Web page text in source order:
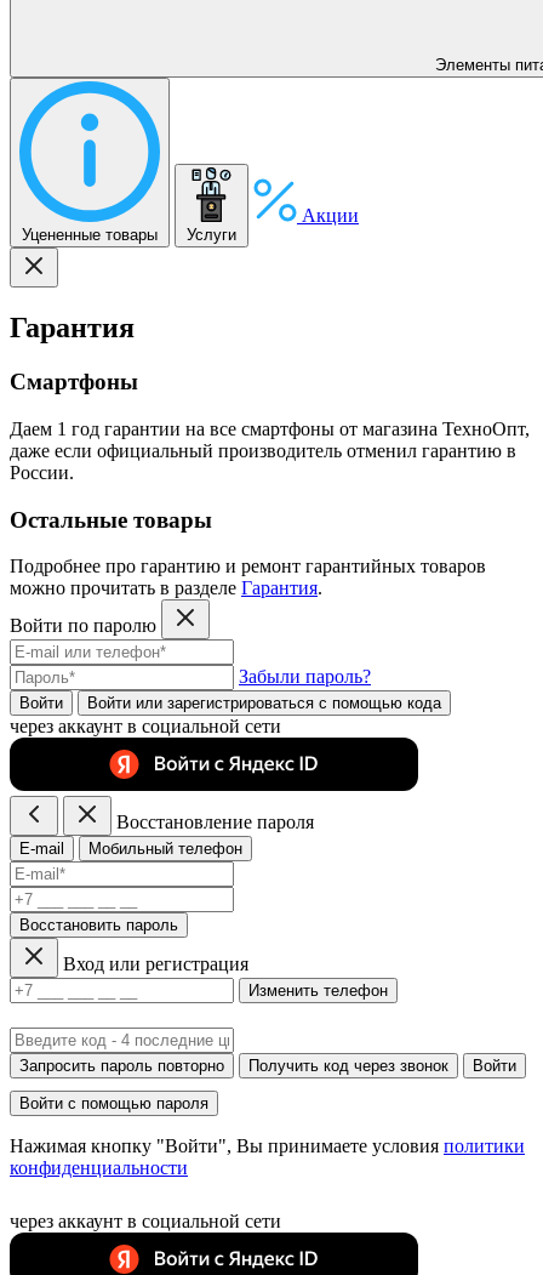
Элементы
Уцененные товары Услуги
Акции
Гарантия
Смартфоны
Даем 1 год гарантии на все смартфоны от магазина ТехноОпт,
даже если официальный производитель отменил гарантию в
России.
Остальные товары
Подробнее про гарантию и ремонт гарантийных товаров
можно прочитать в разделе Гарантия.
Войти по паролю
Забыли пароль?
Войти Войти или зарегистрироватьcя с помощью кода
через аккаунт в социальной сети
Восстановление пароля
E-mail Мобильный телефон
Восстановить пароль
Вход или регистрация
Изменить телефон
Запросить пароль повторно Получить код через звонок Войти
Войти с помощью пароля
Нажимая кнопку "Войти", Вы принимаете условия политики
конфиденциальности
через аккаунт в социальной сети